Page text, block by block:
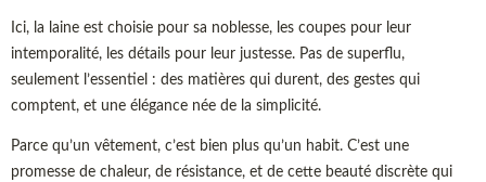
Ici, la laine est choisie pour sa noblesse, les coupes pour leur
intemporalité, les détails pour leur justesse. Pas de superflu,
seulement l’essentiel : des matières qui durent, des gestes qui
comptent, et une élégance née de la simplicité.
Parce qu’un vêtement, c’est bien plus qu’un habit. C’est une
promesse de chaleur, de résistance, et de cette beauté discrète qui